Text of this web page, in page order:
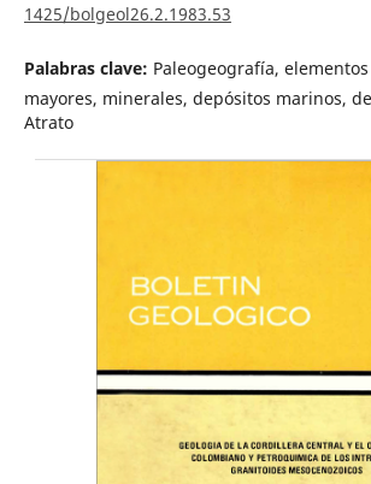
1425/bolgeol26.2.1983.53
Palabras clave: Paleogeografía,
mayores, minerales, depósitos marinos,
Atrato